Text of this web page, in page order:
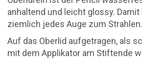
anhaltend und leicht glossy.
ziemlich jedes Auge zum Strahlen.
Auf das Oberlid aufgetragen, als
mit dem Applikator am Stiftende